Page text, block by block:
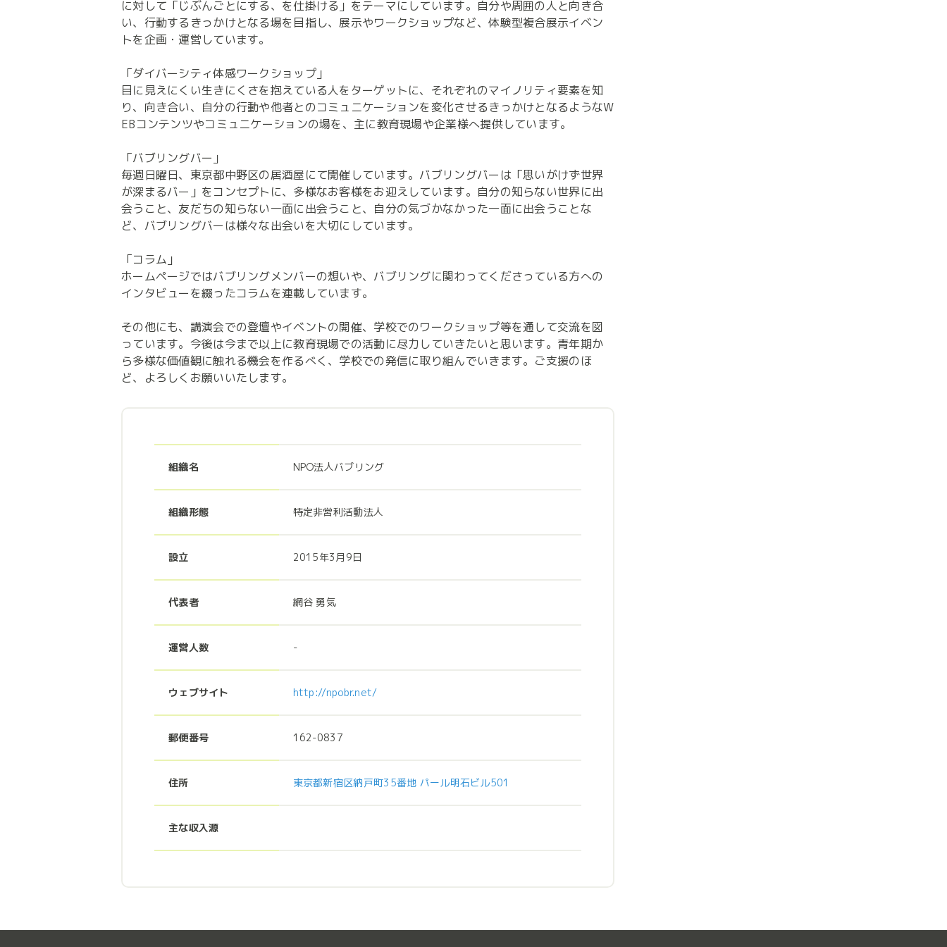
に対して「じぶんごとにする、を仕掛ける」をテーマにしています。自分や周囲の人と向き合
い、行動するきっかけとなる場を目指し、展示やワークショップなど、体験型複合展示イベン
トを企画・運営しています。
「ダイバーシティ体感ワークショップ」
目に見えにくい生きにくさを抱えている人をターゲットに、それぞれのマイノリティ要素を知
り、向き合い、自分の行動や他者とのコミュニケーションを変化させるきっかけとなるようなW
EBコンテンツやコミュニケーションの場を、主に教育現場や企業様へ提供しています。
「バブリングバー」
毎週日曜日、東京都中野区の居酒屋にて開催しています。バブリングバーは「思いがけず世界
が深まるバー」をコンセプトに、多様なお客様をお迎えしています。自分の知らない世界に出
会うこと、友だちの知らない一面に出会うこと、自分の気づかなかった一面に出会うことな
ど、バブリングバーは様々な出会いを大切にしています。
「コラム」
ホームページではバブリングメンバーの想いや、バブリングに関わってくださっている方への
インタビューを綴ったコラムを連載しています。
その他にも、講演会での登壇やイベントの開催、学校でのワークショップ等を通して交流を図
っています。今後は今まで以上に教育現場での活動に尽力していきたいと思います。青年期か
ら多様な価値観に触れる機会を作るべく、学校での発信に取り組んでいきます。ご支援のほ
ど、よろしくお願いいたします。
組織名 NPO法人バブリング
組織形態 特定非営利活動法人
設立 2015年3月9日
代表者 網谷 勇気
運営人数 -
ウェブサイト http://npobr.net/
郵便番号 162-0837
住所 東京都新宿区納戸町35番地 パール明石ビル501
主な収入源